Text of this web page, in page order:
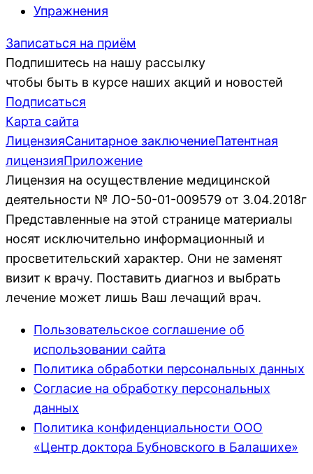
Упражнения
Записаться на приём
Подпишитесь на нашу рассылку
чтобы быть в курсе наших акций и новостей
Подписаться
Карта сайта
ЛицензияСанитарное заключениеПатентная
лицензияПриложение
Лицензия на осуществление медицинской
деятельности № ЛО-50-01-009579 от 3.04.2018г
Представленные на этой странице материалы
носят исключительно информационный и
просветительский характер. Они не заменят
визит к врачу. Поставить диагноз и выбрать
лечение может лишь Ваш лечащий врач.
Пользовательское соглашение об
использовании сайта
Политика обработки персональных данных
Согласие на обработку персональных
данных
Политика конфиденциальности ООО
«Центр доктора Бубновского в Балашихе»